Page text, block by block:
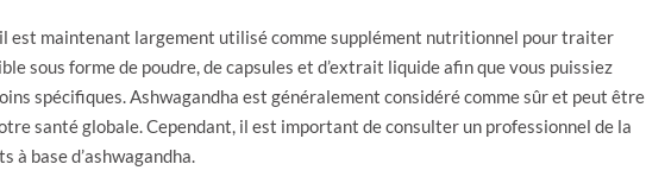
il est maintenant largement utilisé comme supplément nutritionnel pour traiter
sous forme de poudre, de capsules et d’extrait liquide afin que vous puissiez
spécifiques. Ashwagandha est généralement considéré comme sûr et peut être
santé globale. Cependant, il est important de consulter un professionnel de la
à base d’ashwagandha.